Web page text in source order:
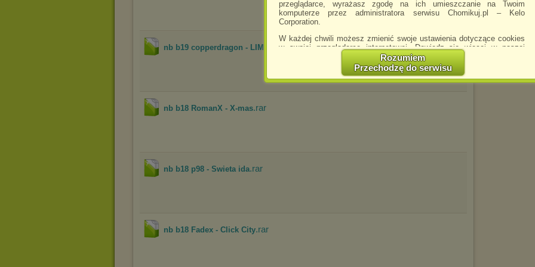
przeglądarce, wyrażasz zgodę na ich umieszczanie na Twoim
komputerze przez administratora serwisu Chomikuj.pl – Kelo
Corporation.
W każdej chwili możesz zmienić swoje ustawienia dotyczące cookies
w swojej przeglądarce internetowej. Dowiedz się więcej w naszej
http://chomikuj.pl/PolitykaPrywatnosci.aspx
Jednocześnie informujemy że zmiana ustawień przeglądarki może
spowodować ograniczenie korzystania ze strony Chomikuj.pl.
Rozumiem
Przechodzę do serwisu
Wojny
nb b19 copperdragon - LIMG .rar
nb b18 RomanX - X-mas.rar
nb b18 p98 - Swieta ida.rar
nb b18 Fadex - Click City.rar